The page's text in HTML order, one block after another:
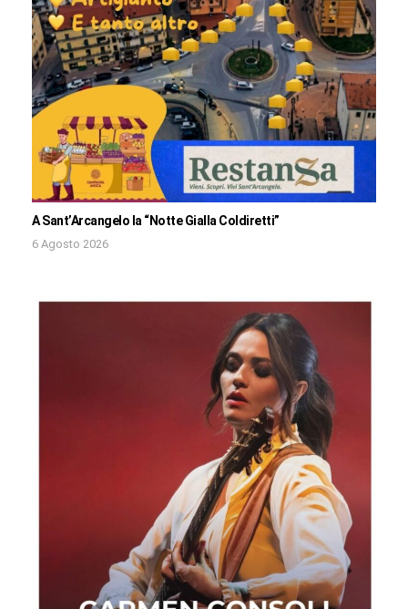
A Sant’Arcangelo la “Notte Gialla Coldiretti”
6 Agosto 2026